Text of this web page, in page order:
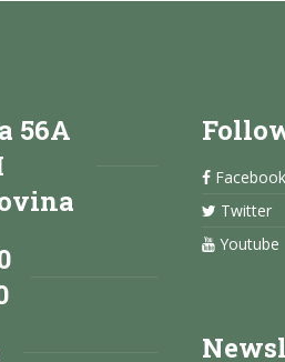
56A
Facebook
Twitter
Youtube